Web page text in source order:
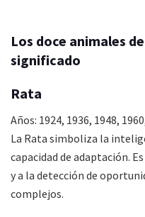
Los doce animales
significado
Rata
Años: 1924, 1936, 1948,
La Rata simboliza la
capacidad de adaptación.
y a la detección de
complejos.